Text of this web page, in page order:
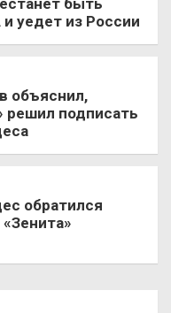
быть
уедет из России
объяснил,
решил подписать
обратился